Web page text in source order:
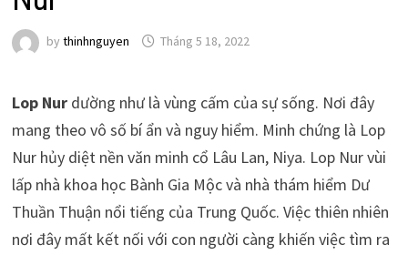
by thinhnguyen Tháng 5 18, 2022
Lop Nurdường như là vùng cấm của sự sống. Nơi đây
mang theo vô số bí ẩn và nguy hiểm. Minh chứng là Lop
Nur hủy diệt nền văn minh cổ Lâu Lan, Niya. Lop Nur vùi
lấp nhà khoa học Bành Gia Mộc và nhà thám hiểm Dư
Thuần Thuận nổi tiếng của Trung Quốc. Việc thiên nhiên
nơi đây mất kết nối với con người càng khiến việc tìm ra